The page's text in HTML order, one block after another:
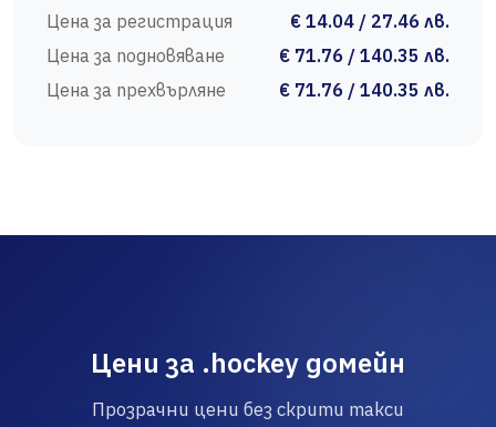
Цена за регистрация
€ 14.04 / 27.46 лв.
Цена за подновяване
€ 71.76 / 140.35 лв.
Цена за прехвърляне
€ 71.76 / 140.35 лв.
Цени за .hockey домейн
Прозрачни цени без скрити такси